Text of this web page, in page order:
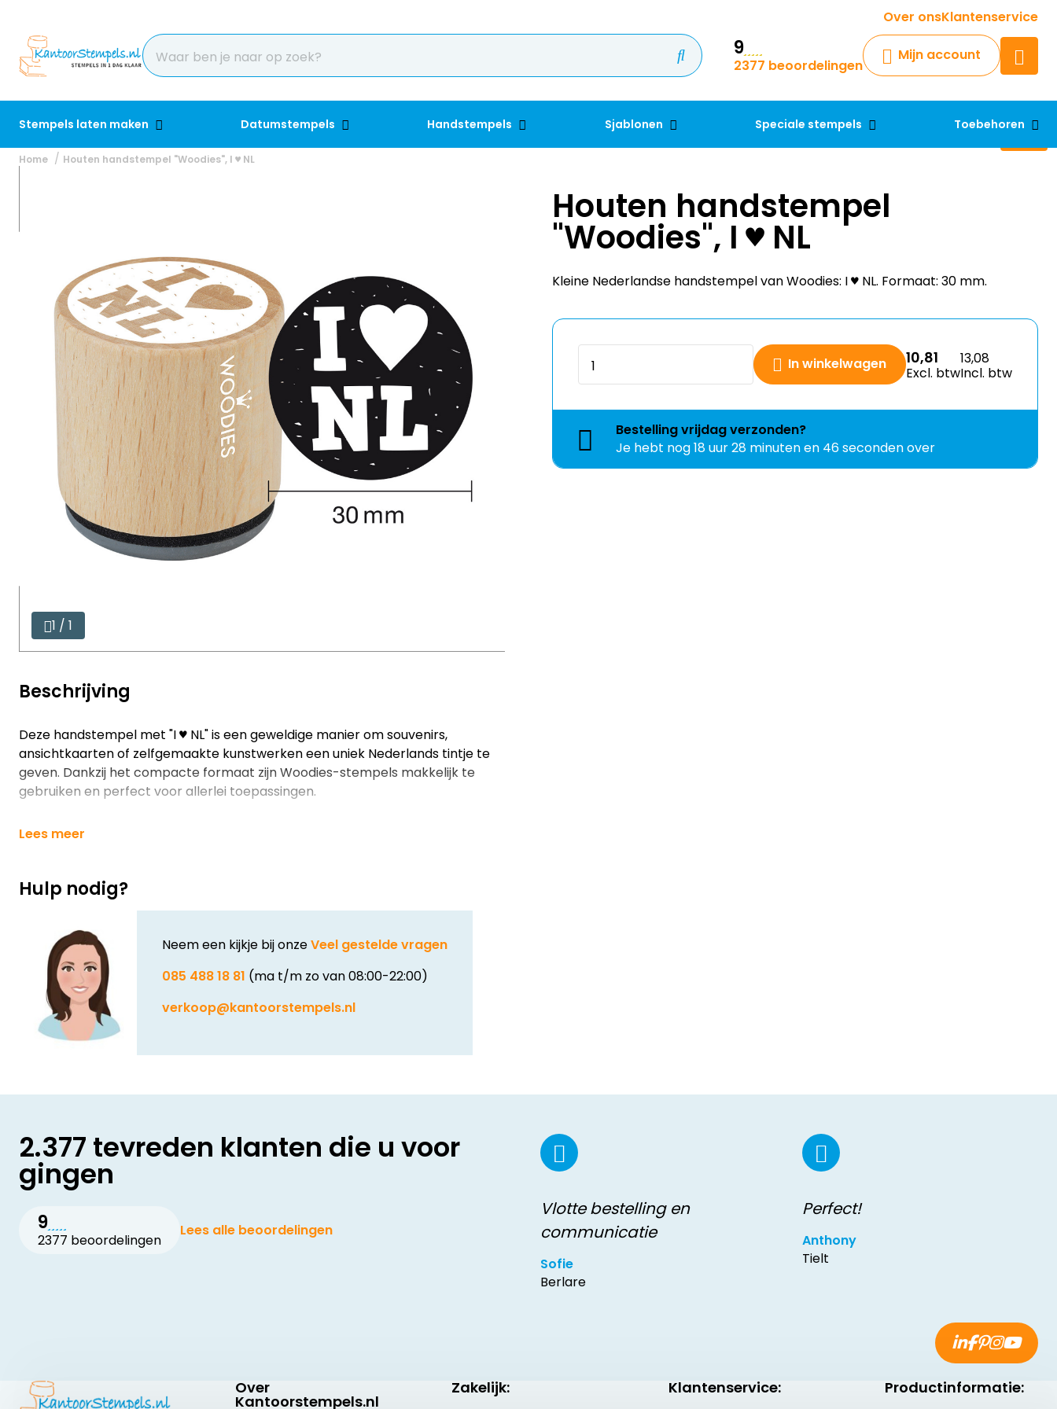
Over onsKlantenservice
9
2377 beoordelingen
Mijn account
Stempels laten maken Datumstempels Handstempels Sjablonen Speciale stempels Toebehoren
Krijg een antwoord op uw vraag
Chatbot
Chat 24/7 met onze chatbot
Contact
Home Houten handstempel "Woodies", I ♥ NL
1 / 1
Beschrijving
Deze handstempel met "I ♥ NL" is een geweldige manier om souvenirs,
ansichtkaarten of zelfgemaakte kunstwerken een uniek Nederlands tintje te
geven. Dankzij het compacte formaat zijn Woodies-stempels makkelijk te
gebruiken en perfect voor allerlei toepassingen.
Lees meer
Hulp nodig?
Neem een kijkje bij onzeVeel gestelde vragen
085 488 18 81 (ma t/m zo van 08:00-22:00)
verkoop@kantoorstempels.nl
Houten handstempel
"Woodies", I ♥ NL
Kleine Nederlandse handstempel van Woodies: I ♥ NL. Formaat: 30 mm.
In winkelwagen 10,81
Excl. btw
13,08
Incl. btw
Bestellingvrijdagverzonden?
Je hebt nog18 uur 28 minuten en 45 seconden over
2.377 tevreden klanten die u voor
gingen
9
2377 beoordelingen
Lees alle beoordelingen
Vlotte bestelling en
communicatie
Sofie
Berlare
Perfect!
Anthony
Tielt
Over
Kantoorstempels.nl
Zakelijk: Klantenservice: Productinformatie: